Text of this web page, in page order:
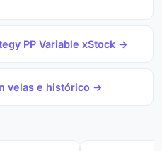
PP Variable xStock →
velas e histórico →